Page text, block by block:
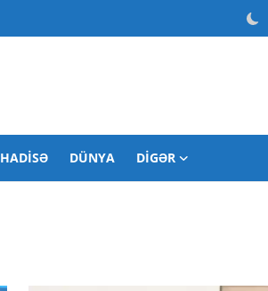
HADISƏ DÜNYA DIGƏR